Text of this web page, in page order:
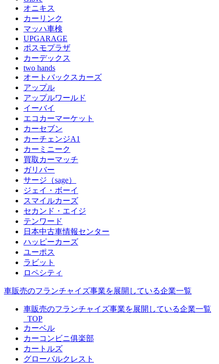
オニキス
カーリンク
マッハ車検
UPGARAGE
ポスモプラザ
カーデックス
two hands
オートバックスカーズ
アップル
アップルワールド
イーバイ
エコカーマーケット
カーセブン
カーチェンジA1
カーミニーク
買取カーマッチ
ガリバー
サージ（sage）
ジェイ・ボーイ
スマイルカーズ
セカンド・エイジ
テンワード
日本中古車情報センター
ハッピーカーズ
ユーポス
ラビット
ロペシティ
車販売のフランチャイズ事業を展開している企業一覧
車販売のフランチャイズ事業を展開している企業一覧
_TOP
カーベル
カーコンビニ俱楽部
カートルズ
グローバルクレスト